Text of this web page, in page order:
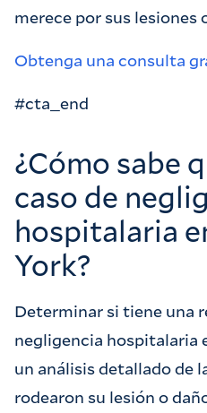
merece por sus lesiones
Obtenga una consulta
#cta_end
¿Cómo sabe
caso de
hospitalaria
York?
Determinar si tiene una
negligencia hospitalaria
un análisis detallado de
rodearon su lesión o